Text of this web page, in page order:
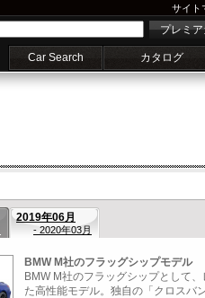
サイト
プレミ
Car Search カタログ
2019年06月
- 2020年03月
BMW M社のフラッグシップモデル
BMW M社のフラッグシップとして
た高性能モデル。独自の「クロスバ